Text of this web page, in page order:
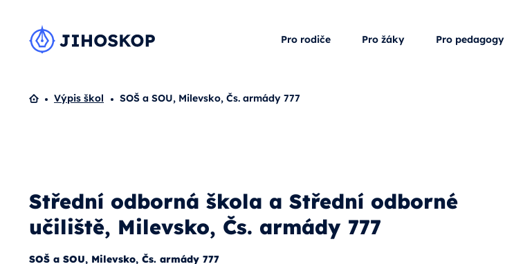
Pro rodiče Pro žáky Pro pedagogy
Domů
Výpis škol SOŠ a SOU, Milevsko, Čs. armády 777
Střední odborná škola a Střední odborné
učiliště, Milevsko, Čs. armády 777
SOŠ a SOU, Milevsko, Čs. armády 777